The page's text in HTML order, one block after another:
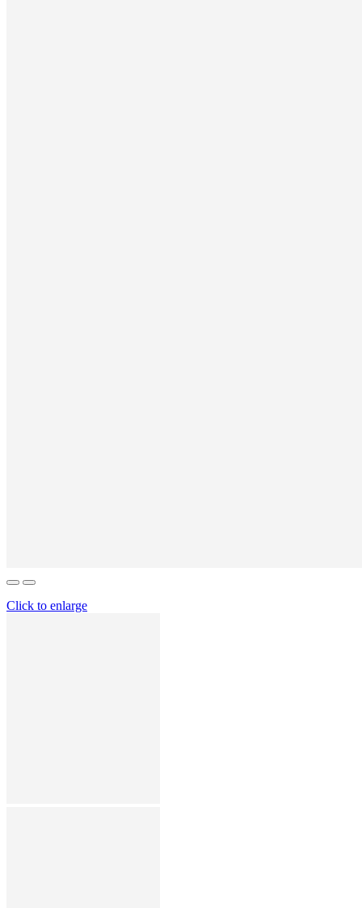
Click to enlarge